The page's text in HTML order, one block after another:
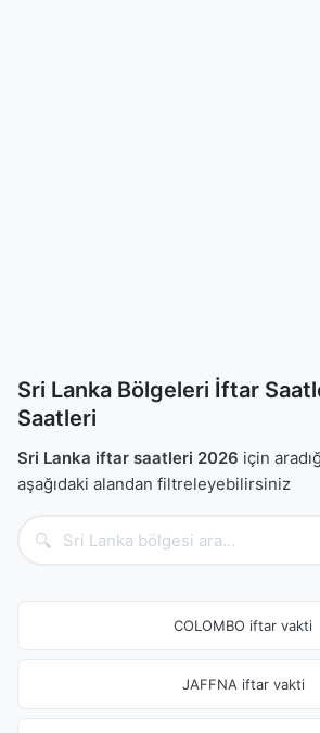
Sri Lanka Bölgeleri İftar
Saatleri
Sri Lanka iftar saatleri 2026 için
aşağıdaki alandan filtreleyebilirsiniz
🔍
COLOMBO iftar vakti
JAFFNA iftar vakti